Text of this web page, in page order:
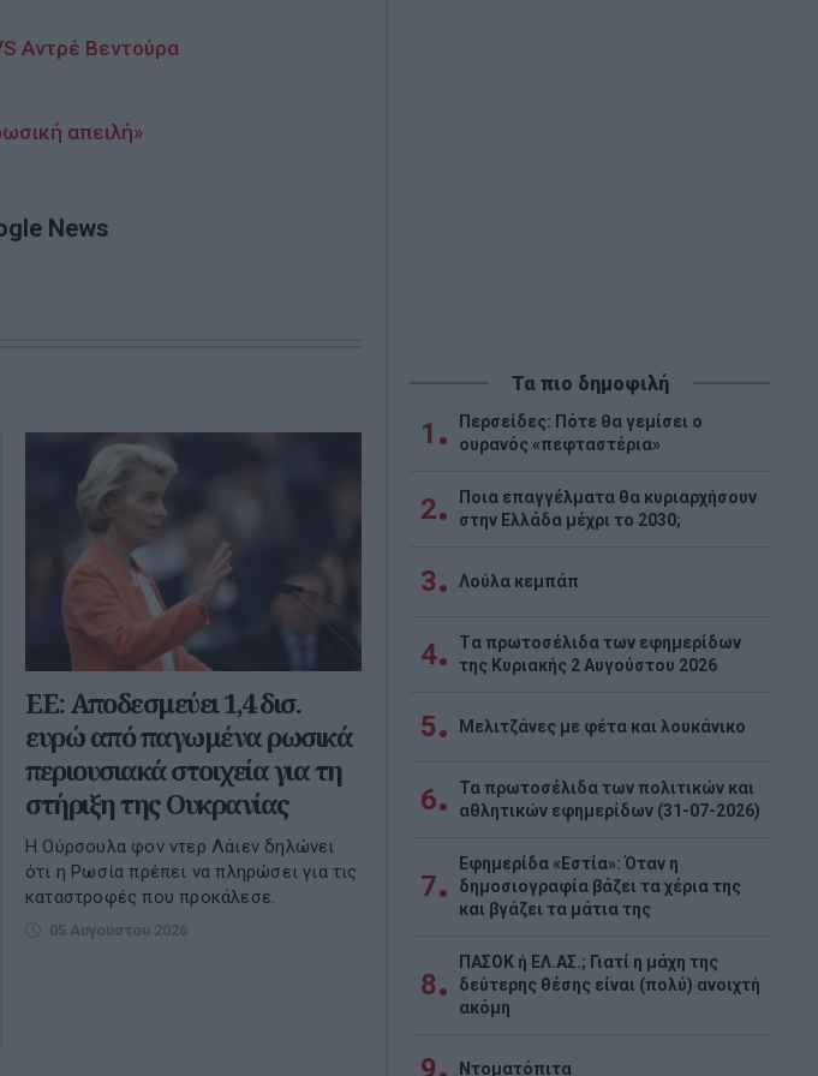
Αντρέ Βεντούρα
απειλή»
News
ΕΕ: Αποδεσμεύει 1,4 δισ.
ευρώ από παγωμένα ρωσικά
περιουσιακά στοιχεία για τη
στήριξη της Ουκρανίας
Η Ούρσουλα φον ντερ Λάιεν δηλώνει
ότι η Ρωσία πρέπει να πληρώσει για τις
καταστροφές που προκάλεσε.
05 Αυγούστου 2026
Τα πιο δημοφιλή
1
Περσείδες: Πότε θα γεμίσει ο
ουρανός «πεφταστέρια»
2
Ποια επαγγέλματα θα κυριαρχήσουν
στην Ελλάδα μέχρι το 2030;
3 Λούλα κεμπάπ
4
Tα πρωτοσέλιδα των εφημερίδων
της Κυριακής 2 Αυγούστου 2026
5 Μελιτζάνες με φέτα και λουκάνικο
6
Τα πρωτοσέλιδα των πολιτικών και
αθλητικών εφημερίδων (31-07-2026)
7
Εφημερίδα «Εστία»: Όταν η
δημοσιογραφία βάζει τα χέρια της
και βγάζει τα μάτια της
8
ΠΑΣΟΚ ή ΕΛ.ΑΣ.; Γιατί η μάχη της
δεύτερης θέσης είναι (πολύ) ανοιχτή
ακόμη
9 Ντοματόπιτα